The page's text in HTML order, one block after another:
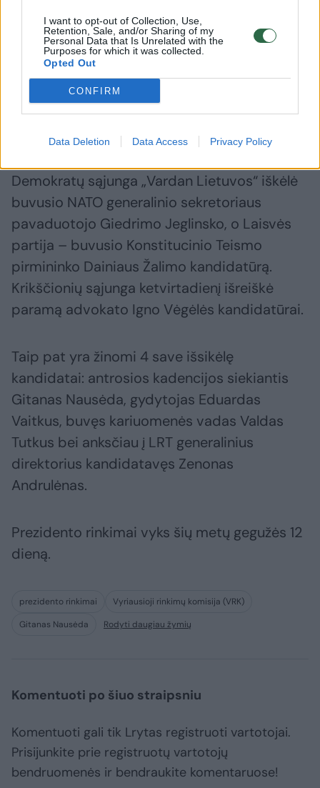
I want to opt-out of Collection, Use,
Retention, Sale, and/or Sharing of my
Personal Data that Is Unrelated with the
Purposes for which it was collected.
Opted Out
CONFIRM
Data Deletion Data Access Privacy Policy
rinkimuose yra paskelbusios 5 politinės
partijos. Tėvynės sąjungai-Lietuvos
krikščionims demokratams rinkimuose
atstovaus premjerė Ingrida Šimonytė,
Lietuvos valstiečių žaliųjų sąjungos
kandidatas bus Seimo narys, buvęs sveikatos
Demokratų sąjunga „Vardan Lietuvos“ iškėlė
buvusio NATO generalinio sekretoriaus
pavaduotojo Giedrimo Jeglinsko, o Laisvės
partija – buvusio Konstitucinio Teismo
pirmininko Dainiaus Žalimo kandidatūrą.
Krikščionių sąjunga ketvirtadienį išreiškė
paramą advokato Igno Vėgėlės kandidatūrai.
Taip pat yra žinomi 4 save išsikėlę
kandidatai: antrosios kadencijos siekiantis
Gitanas Nausėda, gydytojas Eduardas
Vaitkus, buvęs kariuomenės vadas Valdas
Tutkus bei anksčiau į LRT generalinius
direktorius kandidatavęs Zenonas
Andrulėnas.
Prezidento rinkimai vyks šių metų gegužės 12
dieną.
prezidento rinkimai
Vyriausioji rinkimų komisija (VRK)
Gitanas Nausėda
Rodyti daugiau žymių
Komentuoti po šiuo straipsniu
Komentuoti gali tik Lrytas registruoti vartotojai.
Prisijunkite prie registruotų vartotojų
bendruomenės ir bendraukite komentaruose!